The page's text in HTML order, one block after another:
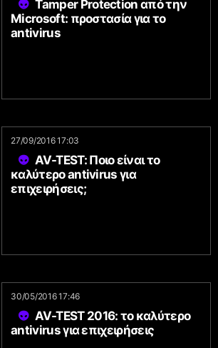
Tamper Protection από την
Microsoft: προστασία για το
antivirus
27/09/2016 17:03
AV-TEST: Ποιο είναι το
καλύτερο antivirus για
επιχειρήσεις;
30/05/2016 17:46
AV-TEST 2016: το καλύτερο
antivirus για επιχειρήσεις